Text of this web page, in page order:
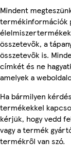
Mindent
termékinformációk
összetevők, a
összetevők is.
címkét és ne
amelyek a
Ha bármilyen
termékekkel
kérjük, hogy vedd
vagy a termék
termékről van szó.